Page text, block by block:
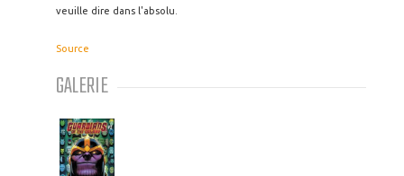
veuille dire dans l'absolu.
Source
GALERIE